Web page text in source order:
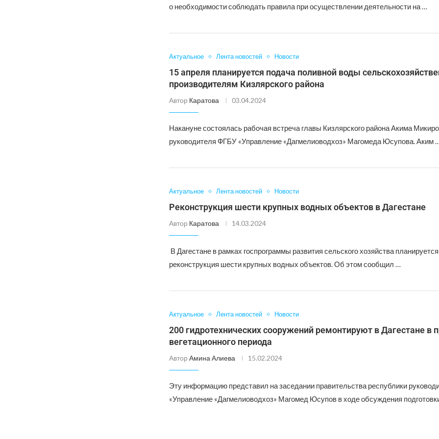
о необходимости соблюдать правила при осуществлении деятельности на …
Актуальное Лента новостей Новости
15 апреля планируется подача поливной воды
производителям Кизлярского района
Автор Каратова 03.04.2024
Накануне состоялась рабочая встреча главы Кизлярского района Акима
руководителя ФГБУ «Управление «Дагмелиоводхоз» Магомеда Юсупова. Аким
Актуальное Лента новостей Новости
Реконструкция шести крупных водных объектов в Дагестане
Автор Каратова 14.03.2024
В Дагестане в рамках госпрограммы развития сельского хозяйства планируется
реконструкция шести крупных водных объектов. Об этом сообщил …
Актуальное Лента новостей Новости
200 гидротехнических сооружений ремонтируют в Дагестане в
вегетационного периода
Автор Амина Алиева 15.02.2024
Эту информацию представил на заседании правительства республики
«Управление «Дагмелиоводхоз» Магомед Юсупов в ходе обсуждения